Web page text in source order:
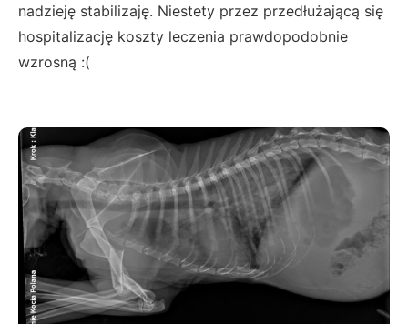
nadzieję stabilizaję. Niestety przez przedłużającą się
hospitalizację koszty leczenia prawdopodobnie
wzrosną :(